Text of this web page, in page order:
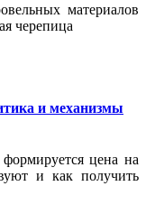
материалов
черепица
и механизмы
цена на
и как получить